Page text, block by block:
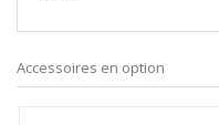
Accessoires en option